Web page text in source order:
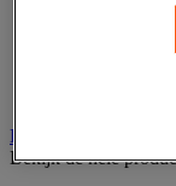
Verrijdbare
Handgereedschap
Bekijk de hele